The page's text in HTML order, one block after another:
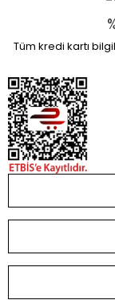
Tüm kredi kartı